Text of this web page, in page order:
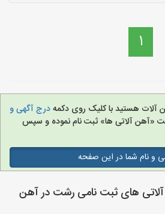
1
آلات هستید با کلیک روی دکمهدرج آگهی و
«آهن آلاتی ها» ثبت نام نموده و سپس
و نام شما در این صفحه
های ثبت نامی رشت در آهن